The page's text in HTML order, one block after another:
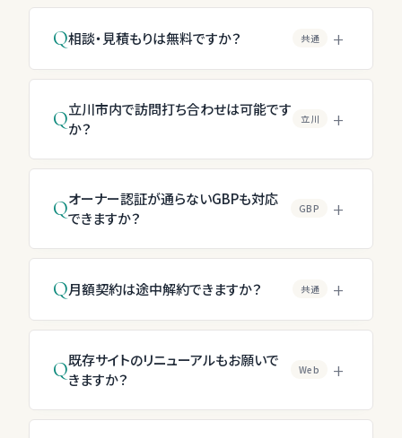
Q相談・見積もりは無料ですか？ 共通 +
Q立川市内で訪問打ち合わせは可能です
か？
立川 +
Qオーナー認証が通らないGBPも対応
できますか？
GBP +
Q月額契約は途中解約できますか？ 共通 +
Q既存サイトのリニューアルもお願いで
きますか？
Web +